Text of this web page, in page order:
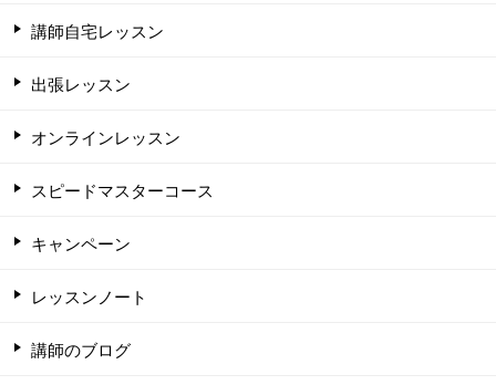
講師自宅レッスン
出張レッスン
オンラインレッスン
スピードマスターコース
キャンペーン
レッスンノート
講師のブログ